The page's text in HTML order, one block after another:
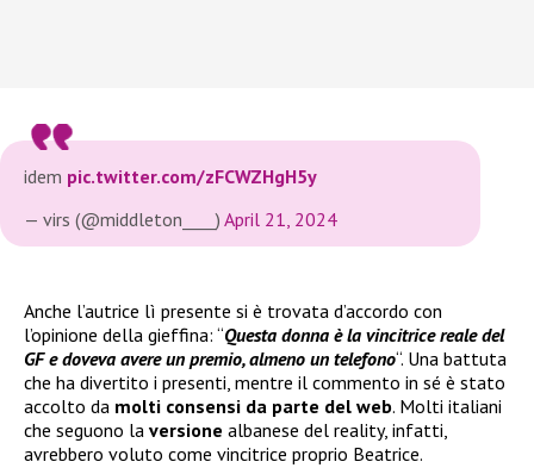
idem pic.twitter.com/zFCWZHgH5y
— virs (@middleton____) April 21, 2024
Anche l’autrice lì presente si è trovata d’accordo con
l’opinione della gieffina: “Questa donna è la vincitrice reale del
GF e doveva avere un premio, almeno un telefono“. Una battuta
che ha divertito i presenti, mentre il commento in sé è stato
accolto da molti consensi da parte del web. Molti italiani
che seguono la versione albanese del reality, infatti,
avrebbero voluto come vincitrice proprio Beatrice.